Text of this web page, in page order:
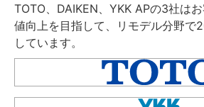
TOTO、DAIKEN、YKK APの3社は
値向上を目指して、リモデル分野で
しています。